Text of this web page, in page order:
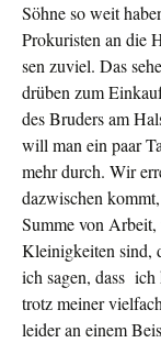
Söhne so weit
Prokuri­sten an die
sen zuviel. Das
drüben zum
des Bru­ders am
will man ein paar
mehr durch. Wir
dazwi­schen
Summe von
Kleinigkeiten sind,
ich sagen, dass ich
trotz meiner
leider an einem